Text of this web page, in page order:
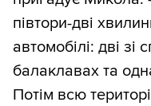
півтори-дві
автомобілі: дві зі
балаклавах та
Потім всю